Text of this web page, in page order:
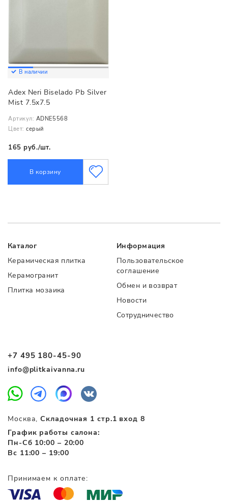
В наличии
Adex Neri Biselado Pb Silver
Mist 7.5x7.5
Артикул: ADNE5568
Цвет: серый
165 руб./шт.
В корзину
+7 495 180-45-90
info@plitkaivanna.ru
Москва,Складочная 1 стр.1 вход 8
График работы салона:
Пн-Сб 10:00 – 20:00
Вс 11:00 – 19:00
Каталог
Керамическая плитка
Керамогранит
Плитка мозаика
Информация
Пользовательское
соглашение
Обмен и возврат
Новости
Сотрудничество
Принимаем к оплате: